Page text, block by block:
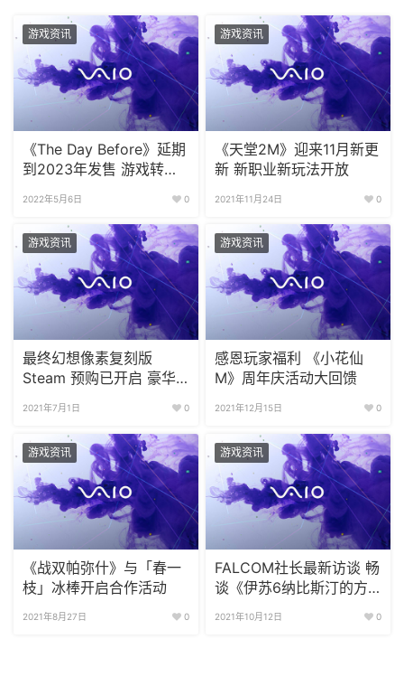
游戏资讯
《The Day Before》延期
到2023年发售 游戏转用
2022年5月6日 0
游戏资讯
《天堂2M》迎来11月新更
新 新职业新玩法开放
2021年11月24日 0
游戏资讯
最终幻想像素复刻版
Steam 预购已开启 豪华
2021年7月1日 0
游戏资讯
感恩玩家福利 《小花仙
M》周年庆活动大回馈
2021年12月15日 0
游戏资讯
《战双帕弥什》与「春一
枝」冰棒开启合作活动
2021年8月27日 0
游戏资讯
FALCOM社长最新访谈 畅
谈《伊苏6纳比斯汀的方
2021年10月12日 0